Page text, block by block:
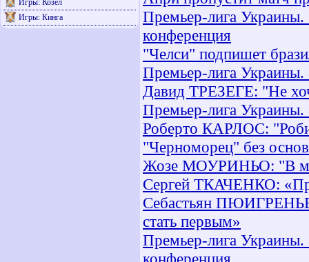
Игры: Козёл
Игры: Кинга
Премьер-лига
конференция
"Челси" подпишет
Премьер-лига
Давид ТРЕЗЕГЕ: "Не
Премьер-лига
Роберто КАРЛОС:
"Черноморец" без
Жозе МОУРИНЬО: "В
Сергей ТКАЧЕНКО:
Себастьян
стать первым»
Премьер-лига